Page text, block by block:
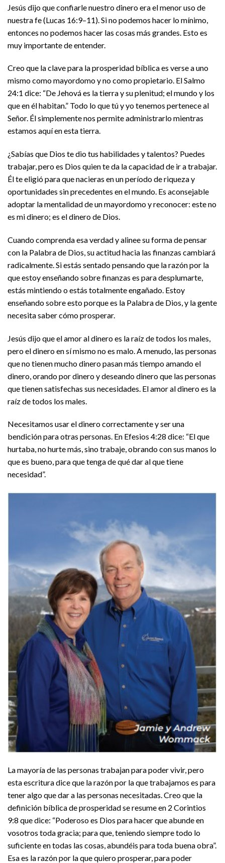
Jesús dijo que confiarle nuestro dinero era el menor uso de
nuestra fe (Lucas 16:9–11). Si no podemos hacer lo mínimo,
entonces no podemos hacer las cosas más grandes. Esto es
muy importante de entender.
Creo que la clave para la prosperidad bíblica es verse a uno
mismo como mayordomo y no como propietario. El Salmo
24:1 dice: “De Jehová es la tierra y su plenitud; el mundo y los
que en él habitan.” Todo lo que tú y yo tenemos pertenece al
Señor. Él simplemente nos permite administrarlo mientras
estamos aquí en esta tierra.
¿Sabías que Dios te dio tus habilidades y talentos? Puedes
trabajar, pero es Dios quien te da la capacidad de ir a trabajar.
Él te eligió para que nacieras en un período de riqueza y
oportunidades sin precedentes en el mundo. Es aconsejable
adoptar la mentalidad de un mayordomo y reconocer: este no
es mi dinero; es el dinero de Dios.
Cuando comprenda esa verdad y alinee su forma de pensar
con la Palabra de Dios, su actitud hacia las finanzas cambiará
radicalmente. Si estás sentado pensando que la razón por la
que estoy enseñando sobre finanzas es para desplumarte,
estás mintiendo o estás totalmente engañado. Estoy
enseñando sobre esto porque es la Palabra de Dios, y la gente
necesita saber cómo prosperar.
Jesús dijo que el amor al dinero es la raíz de todos los males,
pero el dinero en sí mismo no es malo. A menudo, las personas
que no tienen mucho dinero pasan más tiempo amando el
dinero, orando por dinero y deseando dinero que las personas
que tienen satisfechas sus necesidades. El amor al dinero es la
raíz de todos los males.
Necesitamos usar el dinero correctamente y ser una
bendición para otras personas. En Efesios 4:28 dice: “El que
hurtaba, no hurte más, sino trabaje, obrando con sus manos lo
que es bueno, para que tenga de qué dar al que tiene
necesidad”.
La mayoría de las personas trabajan para poder vivir, pero
esta escritura dice que la razón por la que trabajamos es para
tener algo que dar a las personas necesitadas. Creo que la
definición bíblica de prosperidad se resume en 2 Corintios
9:8 que dice: “Poderoso es Dios para hacer que abunde en
vosotros toda gracia; para que, teniendo siempre todo lo
suficiente en todas las cosas, abundéis para toda buena obra”.
Esa es la razón por la que quiero prosperar, para poder